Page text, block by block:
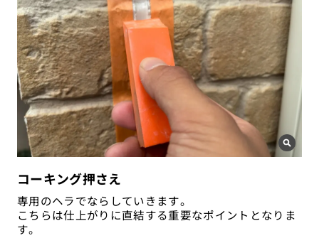
コーキング押さえ
専用のヘラでならしていきます。
こちらは仕上がりに直結する重要なポイントとなりま
す。